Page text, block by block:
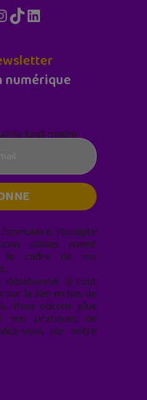
TikTokLinkedIn
numérique
(le lundi matin)
j’accepte
saisies soient
le cadre de ma
désabonner à tout
sur le lien en bas de
Pour obtenir plus
nos pratiques de
vous sur notre